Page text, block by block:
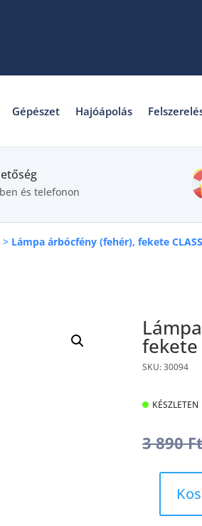
Gépészet Hajóápolás
és telefonon
> Lámpa árbócfény (fehér), fekete
fekete
SKU: 30094
KÉSZLETEN
3 890
árbócfény